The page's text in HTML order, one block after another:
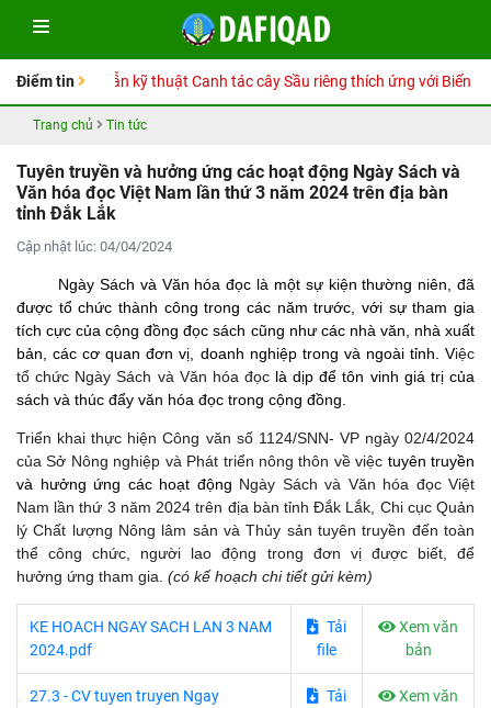
Điểm tin
tay Hướng dẫn kỹ thuật Canh tác cây Sầu riêng thích ứng với Biến đổi
Trang chủ Tin tức
Tuyên truyền và hưởng ứng các hoạt động Ngày Sách và
Văn hóa đọc Việt Nam lần thứ 3 năm 2024 trên địa bàn
tỉnh Đắk Lắk
Cập nhật lúc: 04/04/2024
Ngày Sách và Văn hóa đọc là một sự kiện thường niên, đã
được tổ chức thành công trong các năm trước, với sự tham gia
tích cực của cộng đồng đọc sách cũng như các nhà văn, nhà xuất
bản, các cơ quan đơn vị, doanh nghiệp trong và ngoài tỉnh. Việc
tổ chức Ngày Sách và Văn hóa đọclà dịp để tôn vinh giá trị của
sách và thúc đẩy văn hóa đọc trong cộng đồng.
Triển khai thực hiện Công văn số 1124/SNN- VP ngày 02/4/2024
của Sở Nông nghiệp và Phát triển nông thôn về việc tuyên truyền
và hưởng ứng các hoạt động Ngày Sách và Văn hóa đọc Việt
Nam lần thứ 3 năm 2024 trên địa bàn tỉnh Đắk Lắk, Chi cục Quản
lý Chất lượng Nông lâm sản và Thủy sản tuyên truyền đến toàn
thể công chức, người lao động trong đơn vị được biết, để
hưởng ứng tham gia. (có kế hoạch chi tiết gửi kèm)
KE HOACH NGAY SACH LAN 3 NAM
2024.pdf
Tải
file
Xem văn
bản
27.3 - CV tuyen truyen Ngay
Tải
Xem văn